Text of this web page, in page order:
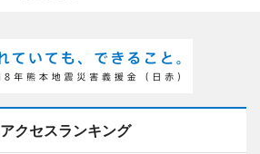
アクセスランキング